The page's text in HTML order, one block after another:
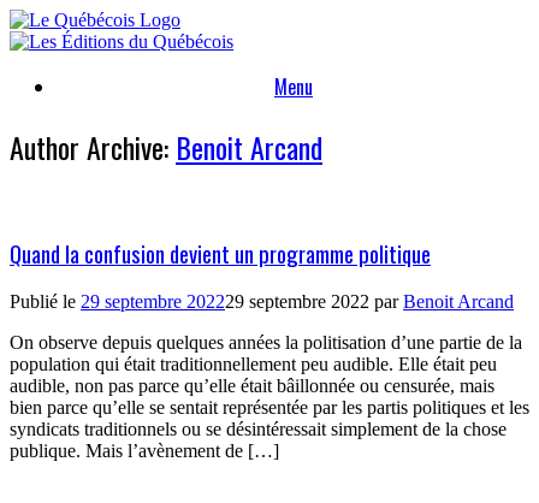
Skip
to
Menu
Author Archive: Benoit Arcand
Quand la confusion devient un programme politique
Publié le 29 septembre 202229 septembre 2022 parBenoit Arcand
On observe depuis quelques années la politisation d’une partie de la
population qui était traditionnellement peu audible. Elle était peu
audible, non pas parce qu’elle était bâillonnée ou censurée, mais
bien parce qu’elle se sentait représentée par les partis politiques et les
syndicats traditionnels ou se désintéressait simplement de la chose
publique. Mais l’avènement de […]